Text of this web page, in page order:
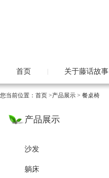
首页 关于藤话故事
您当前位置： 首页 >产品展示 > 餐桌椅
产品展示
沙发
躺床